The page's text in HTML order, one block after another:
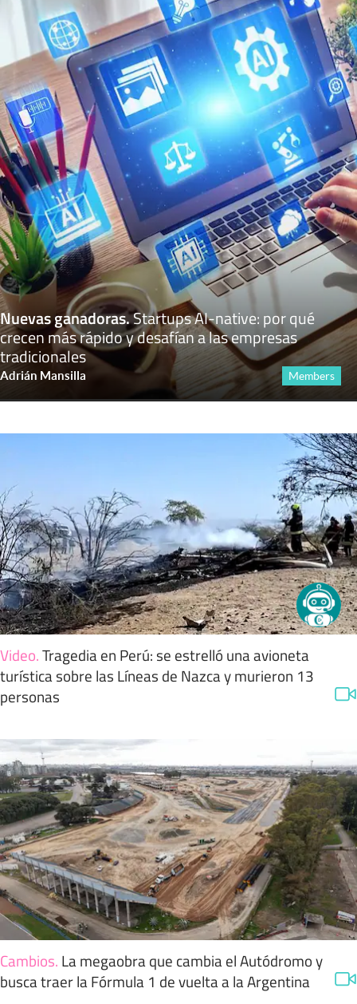
Nuevas ganadoras.Startups AI-native: por qué
crecen más rápido y desafían a las empresas
tradicionales
Adrián Mansilla Members
Video.Tragedia en Perú: se estrelló una avioneta
turística sobre las Líneas de Nazca y murieron 13
personas
Cambios. La megaobra que cambia el Autódromo y
busca traer la Fórmula 1 de vuelta a la Argentina